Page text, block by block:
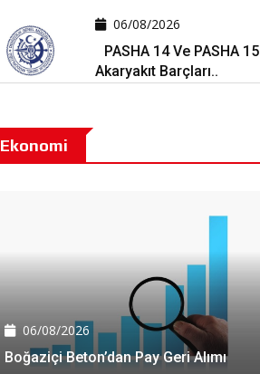
06/08/2026
PASHA 14 Ve PASHA 15
Akaryakıt Barçları..
Ekonomi
06/08/2026
Boğaziçi Beton’dan Pay Geri Alımı